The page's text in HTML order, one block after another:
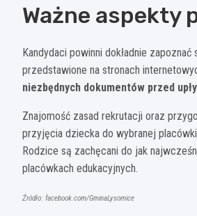
Ważne aspekty
Kandydaci powinni dokładnie
przedstawione na stronach
niezbędnych dokumentów przed
Znajomość zasad rekrutacji oraz
przyjęcia dziecka do wybranej
Rodzice są zachęcani do jak
placówkach edukacyjnych.
Źródło: facebook.com/GminaLysomice